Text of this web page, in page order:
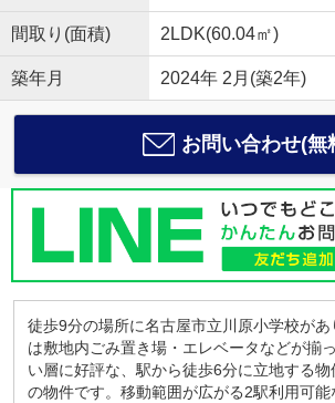
間取り(面積) 2LDK(60.04㎡)
築年月 2024年 2月(築2年)
お問い合わせ(無
徒歩9分の場所に名古屋市立川原小学校があ
は敷地内ごみ置き場・エレベータなどが揃
い層に好評な、駅から徒歩6分に立地する
の物件です。移動範囲が広がる2駅利用可能